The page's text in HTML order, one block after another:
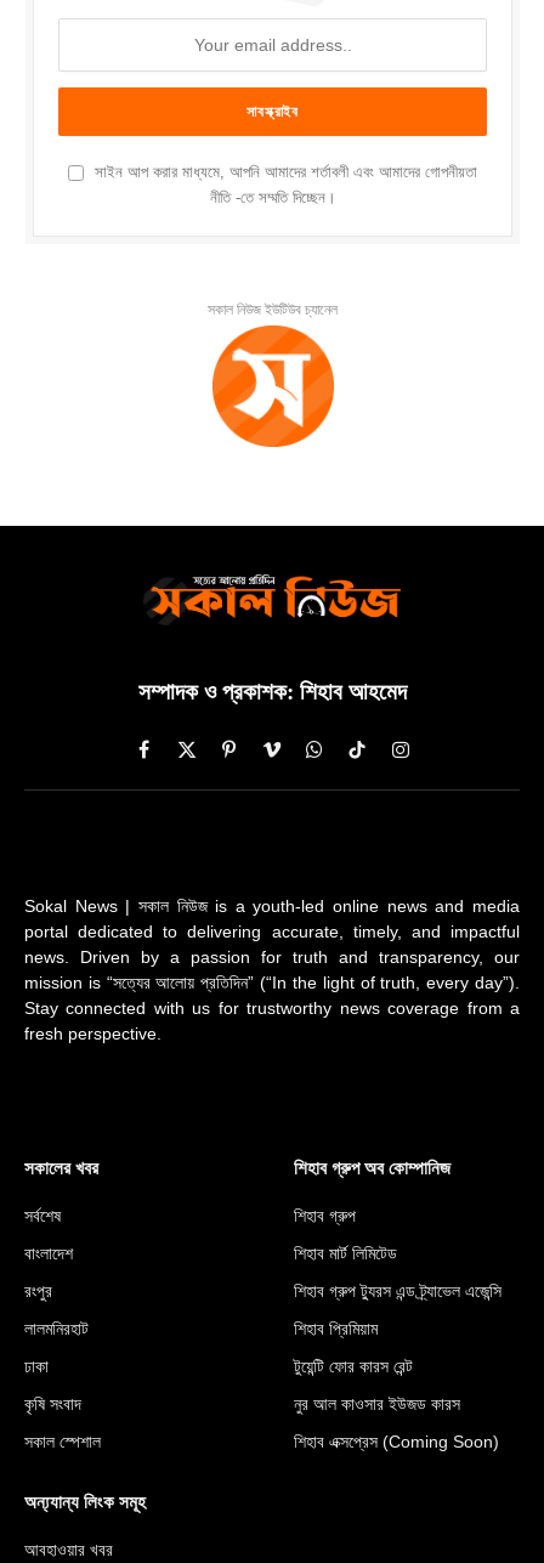
সাইন আপ করার মাধ্যমে, আপনি আমাদের শর্তাবলী এবং আমাদের গোপনীয়তা
নীতি -তে সম্মতি দিচ্ছেন।
সকাল নিউজ ইউটিউব চ্যানেল
সম্পাদক ও প্রকাশক: শিহাব আহমেদ
Facebook
X
(Twitter)
PinterestVimeoWhatsAppTikTokInstagram
Sokal News | সকাল নিউজ is a youth-led online news and media
portal dedicated to delivering accurate, timely, and impactful
news. Driven by a passion for truth and transparency, our
mission is “সত্যের আলোয় প্রতিদিন” (“In the light of truth, every day”).
Stay connected with us for trustworthy news coverage from a
fresh perspective.
সকালের খবর
সর্বশেষ
বাংলাদেশ
রংপুর
লালমনিরহাট
ঢাকা
কৃষি সংবাদ
সকাল স্পেশাল
শিহাব গ্রুপ অব কোম্পানিজ
শিহাব গ্রুপ
শিহাব মার্ট লিমিটেড
শিহাব গ্রুপ ট্যুরস এন্ড ট্র্যাভেল এজেন্সি
শিহাব প্রিমিয়াম
টুয়েন্টি ফোর কারস রেন্ট
নুর আল কাওসার ইউজড কারস
শিহাব এক্সপ্রেস (Coming Soon)
অন্য্যান্য লিংক সমূহ
আবহাওয়ার খবর